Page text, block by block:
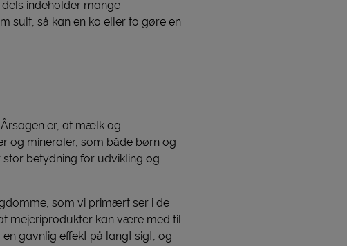
indeholder mange
sult, så kan en ko eller to gøre en
er, at mælk og
og mineraler, som både børn og
betydning for udvikling og
som vi primært ser i de
mejeriprodukter kan være med til
gavnlig effekt på langt sigt, og